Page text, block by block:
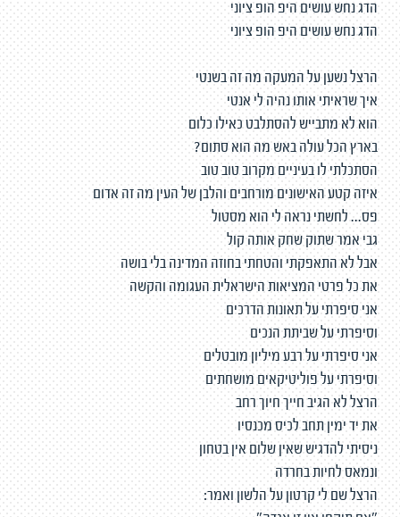
הדג נחש עושים היפ הופ ציוני
הדג נחש עושים היפ הופ ציוני
הרצל נשען על המעקה מה זה בשנטי
איך שראיתי אותו נהיה לי אנטי
הוא לא מתבייש להסתלבט כאילו כלום
בארץ הכל עולה באש מה הוא סתום?
הסתכלתי לו בעיניים מקרוב טוב טוב
איזה קטע האישונים מורחבים והלבן של העין מה זה אדום
פס... לחשתי נראה לי הוא מסטול
גבי אמר שתוק שחק אותה קול
אבל לא התאפקתי והטחתי בחוזה המדינה בלי בושה
את כל פרטי המציאות הישראלית העגומה והקשה
אני סיפרתי על תאונות הדרכים
וסיפרתי על שביתת הנכים
אני סיפרתי על רבע מיליון מובטלים
וסיפרתי על פוליטיקאים מושחתים
הרצל לא הגיב חייך חיוך רחב
את יד ימין תחב לכיס מכנסיו
ניסיתי להדגיש שאין שלום אין בטחון
ונמאס לחיות בחרדה
הרצל שם לי קרטון על הלשון ואמר: